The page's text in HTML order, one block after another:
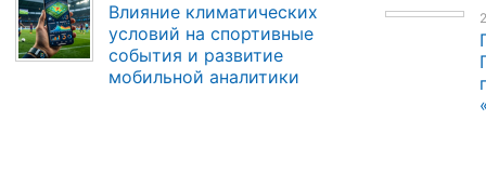
Влияние климатических
условий на спортивные
события и развитие
мобильной аналитики